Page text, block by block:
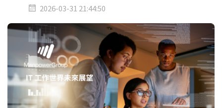
2026-03-31 21:44:50